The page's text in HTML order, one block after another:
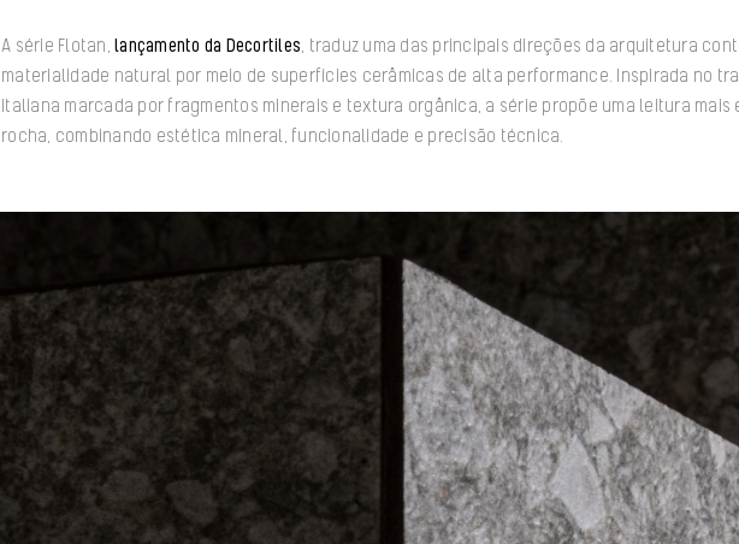
A série Flotan, lançamento da Decortiles, traduz uma das principais direções da arquitetura
materialidade natural por meio de superfícies cerâmicas de alta performance. Inspirada no
italiana marcada por fragmentos minerais e textura orgânica, a série propõe uma leitura
rocha, combinando estética mineral, funcionalidade e precisão técnica.